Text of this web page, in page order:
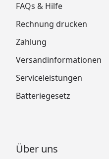
FAQs & Hilfe
Rechnung drucken
Zahlung
Versandinformationen
Serviceleistungen
Batteriegesetz
Über uns